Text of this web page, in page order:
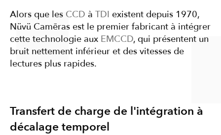
Alors que les CCD à TDI existent depuis 1970,
Nüvü Camēras est le premier fabricant à intégrer
cette technologie aux EMCCD, qui présentent un
bruit nettement inférieur et des vitesses de
lectures plus rapides.
Transfert de charge de l'intégration à
décalage temporel